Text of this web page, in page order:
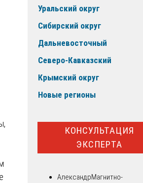
Уральский округ
Сибирский округ
Дальневосточный
Северо-Кавказский
Крымский округ
Новые регионы
КОНСУЛЬТАЦИЯ
ЭКСПЕРТА
АлександрМагнитно-